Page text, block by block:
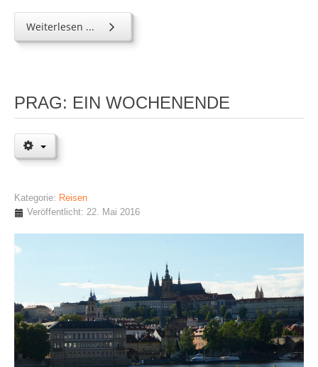
Weiterlesen ...
PRAG: EIN WOCHENENDE
Kategorie: Reisen
Veröffentlicht: 22. Mai 2016